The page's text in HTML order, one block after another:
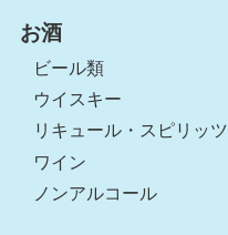
お酒
ビール類
ウイスキー
リキュール・スピリッツ
ワイン
ノンアルコール